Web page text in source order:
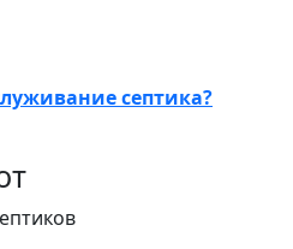
септика?